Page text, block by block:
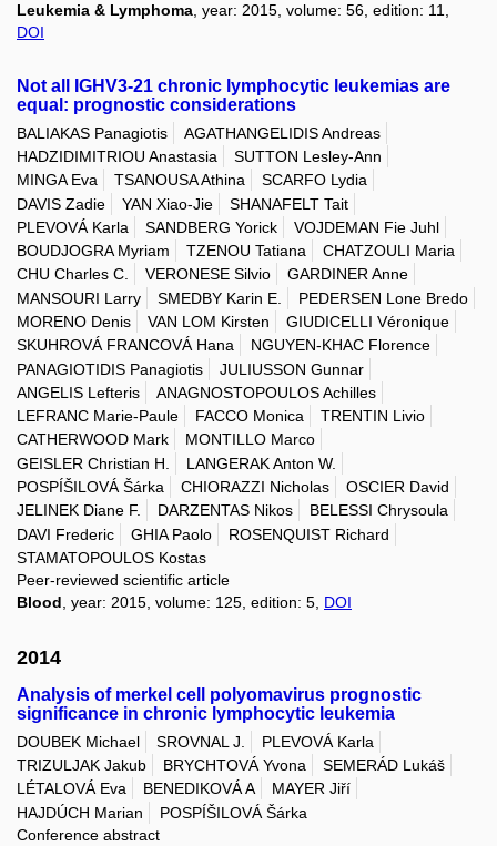
Leukemia & Lymphoma, year: 2015, volume: 56, edition: 11,
DOI
Not all IGHV3-21 chronic lymphocytic leukemias are
equal: prognostic considerations
BALIAKAS Panagiotis
AGATHANGELIDIS Andreas
HADZIDIMITRIOU Anastasia
SUTTON Lesley-Ann
MINGA Eva
TSANOUSA Athina
SCARFO Lydia
DAVIS Zadie
YAN Xiao-Jie
SHANAFELT Tait
PLEVOVÁ Karla
SANDBERG Yorick
VOJDEMAN Fie Juhl
BOUDJOGRA Myriam
TZENOU Tatiana
CHATZOULI Maria
CHU Charles C.
VERONESE Silvio
GARDINER Anne
MANSOURI Larry
SMEDBY Karin E.
PEDERSEN Lone Bredo
MORENO Denis
VAN LOM Kirsten
GIUDICELLI Véronique
SKUHROVÁ FRANCOVÁ Hana
NGUYEN-KHAC Florence
PANAGIOTIDIS Panagiotis
JULIUSSON Gunnar
ANGELIS Lefteris
ANAGNOSTOPOULOS Achilles
LEFRANC Marie-Paule
FACCO Monica
TRENTIN Livio
CATHERWOOD Mark
MONTILLO Marco
GEISLER Christian H.
LANGERAK Anton W.
POSPÍŠILOVÁ Šárka
CHIORAZZI Nicholas
OSCIER David
JELINEK Diane F.
DARZENTAS Nikos
BELESSI Chrysoula
DAVI Frederic
GHIA Paolo
ROSENQUIST Richard
STAMATOPOULOS Kostas
Peer-reviewed scientific article
Blood , year: 2015, volume: 125, edition: 5, DOI
2014
Analysis of merkel cell polyomavirus prognostic
significance in chronic lymphocytic leukemia
DOUBEK Michael SROVNAL J.
PLEVOVÁ Karla
TRIZULJAK Jakub
BRYCHTOVÁ Yvona
SEMERÁD Lukáš
LÉTALOVÁ Eva
BENEDIKOVÁ A
MAYER Jiří
HAJDÚCH Marian
POSPÍŠILOVÁ Šárka
Conference abstract